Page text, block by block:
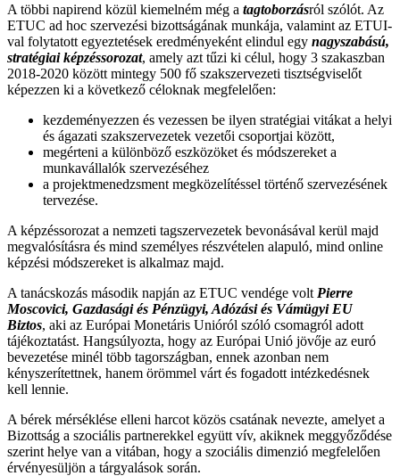
A többi napirend közül kiemelném még a tagtoborzásról szólót. Az
ETUC ad hoc szervezési bizottságának munkája, valamint az ETUI-
val folytatott egyeztetések eredményeként elindul egy nagyszabású,
stratégiai képzéssorozat, amely azt tűzi ki célul, hogy 3 szakaszban
2018-2020 között mintegy 500 fő szakszervezeti tisztségviselőt
képezzen ki a következő céloknak megfelelően:
kezdeményezzen és vezessen be ilyen stratégiai vitákat a helyi
és ágazati szakszervezetek vezetői csoportjai között,
megérteni a különböző eszközöket és módszereket a
munkavállalók szervezéséhez
a projektmenedzsment megközelítéssel történő szervezésének
tervezése.
A képzéssorozat a nemzeti tagszervezetek bevonásával kerül majd
megvalósításra és mind személyes részvételen alapuló, mind online
képzési módszereket is alkalmaz majd.
A tanácskozás második napján az ETUC vendége volt Pierre
Moscovici, Gazdasági és Pénzügyi, Adózási és Vámügyi EU
Biztos, aki az Európai Monetáris Unióról szóló csomagról adott
tájékoztatást. Hangsúlyozta, hogy az Európai Unió jövője az euró
bevezetése minél több tagországban, ennek azonban nem
kényszerítettnek, hanem örömmel várt és fogadott intézkedésnek
kell lennie.
A bérek mérséklése elleni harcot közös csatának nevezte, amelyet a
Bizottság a szociális partnerekkel együtt vív, akiknek meggyőződése
szerint helye van a vitában, hogy a szociális dimenzió megfelelően
érvényesüljön a tárgyalások során.